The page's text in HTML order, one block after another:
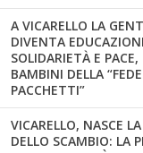
A VICARELLO LA
DIVENTA
SOLIDARIETÀ E
BAMBINI DELLA
PACCHETTI”
VICARELLO, NASCE
DELLO SCAMBIO: LA